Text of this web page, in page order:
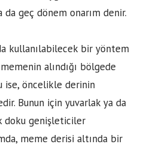
da geç dönem onarım denir.
kullanılabilecek bir yöntem
alındığı bölgede
ise, öncelikle derinin
Bunun için yuvarlak ya da
doku genişleticiler
meme derisi altında bir